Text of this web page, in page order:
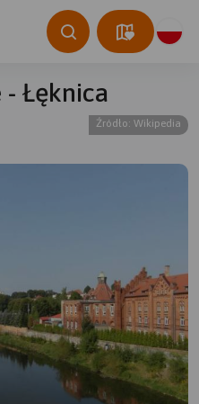
- Łęknica
Źródło: Wikipedia
© OpenStreetMap contributors